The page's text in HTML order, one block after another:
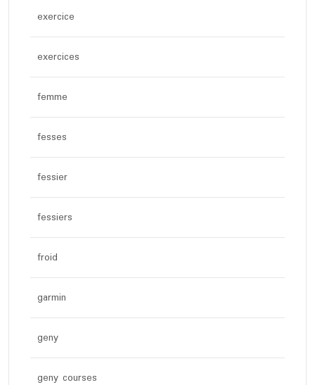
exercice
exercices
femme
fesses
fessier
fessiers
froid
garmin
geny
geny courses